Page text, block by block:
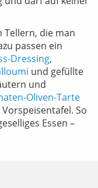
Tellern, die man
passen ein
Dressing,
und gefüllte
und
Oliven-Tarte
So
Essen –